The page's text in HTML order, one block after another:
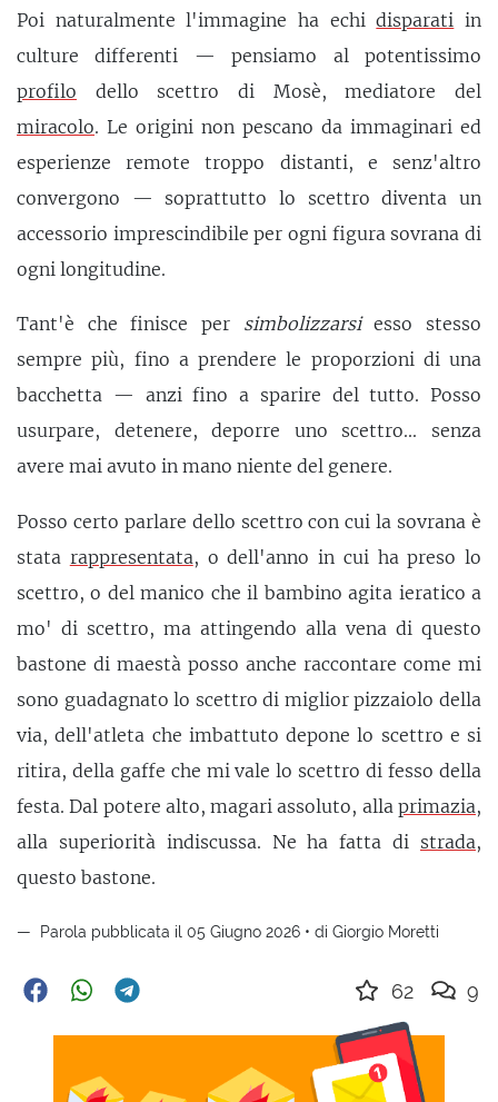
Poi naturalmente l'immagine ha echidisparati in
culture differenti — pensiamo al potentissimo
profilo dello scettro di Mosè, mediatore del
miracolo. Le origini non pescano da immaginari ed
esperienze remote troppo distanti, e senz'altro
convergono — soprattutto lo scettro diventa un
accessorio imprescindibile per ogni figura sovrana di
ogni longitudine.
Tant'è che finisce per simbolizzarsiesso stesso
sempre più, fino a prendere le proporzioni di una
bacchetta — anzi fino a sparire del tutto. Posso
usurpare, detenere, deporre uno scettro... senza
avere mai avuto in mano niente del genere.
Posso certo parlare dello scettro con cui la sovrana è
stata rappresentata, o dell'anno in cui ha preso lo
scettro, o del manico che il bambino agita ieratico a
mo' di scettro, ma attingendo alla vena di questo
bastone di maestà posso anche raccontare come mi
sono guadagnato lo scettro di miglior pizzaiolo della
via, dell'atleta che imbattuto depone lo scettro e si
ritira, della gaffe che mi vale lo scettro di fesso della
festa. Dal potere alto, magari assoluto, alla primazia,
alla superiorità indiscussa. Ne ha fatta di strada,
questo bastone.
Parola pubblicata il 05 Giugno 2026 • di Giorgio Moretti
62 9